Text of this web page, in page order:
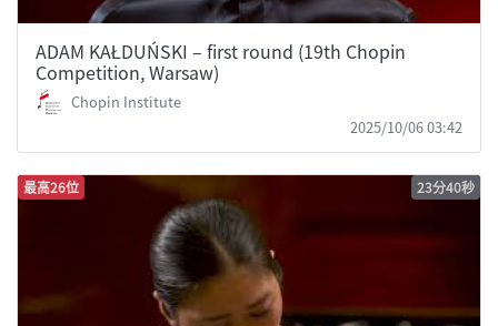
ADAM KAŁDUŃSKI – first round (19th Chopin
Competition, Warsaw)
Chopin Institute
2025/10/06 03:42
最高26位 23分40秒